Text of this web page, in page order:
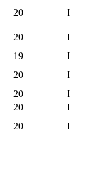
20 I
20
I
19
I
20
I
20
I
20
I
20 I